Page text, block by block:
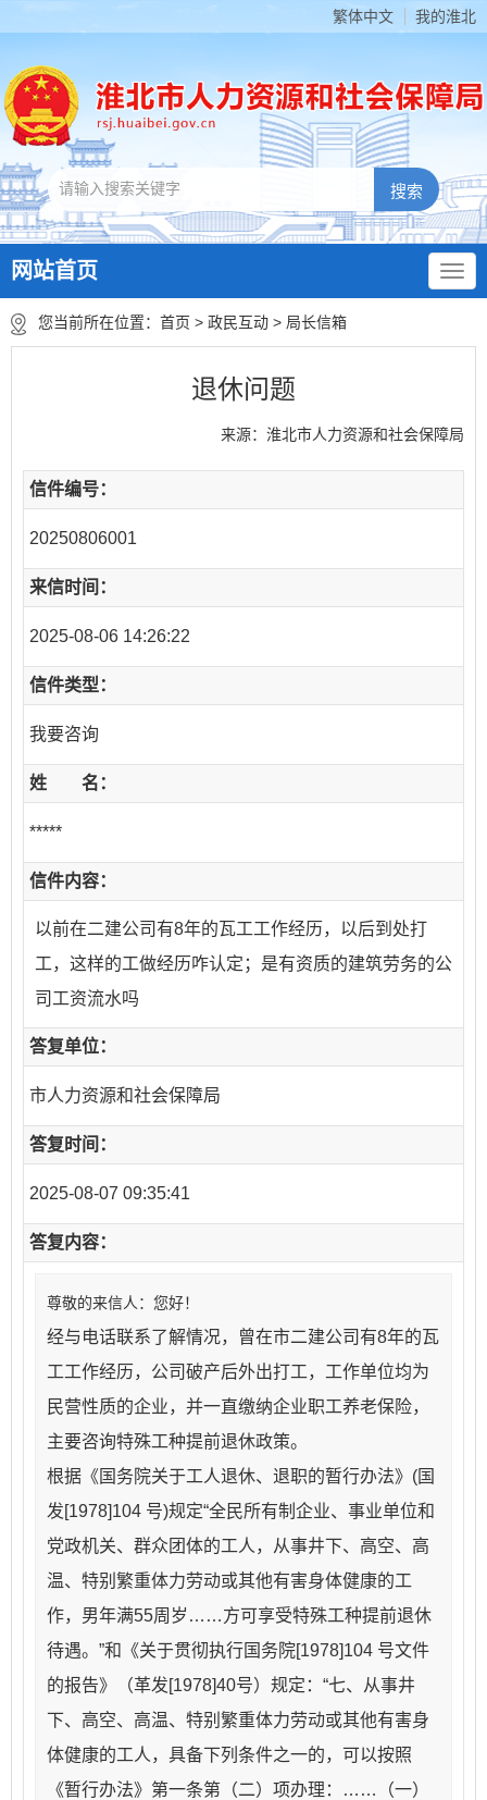
繁体中文 我的淮北
网站首页
您当前所在位置： 首页 > 政民互动 > 局长信箱
退休问题
来源：淮北市人力资源和社会保障局
信件编号：
20250806001
来信时间：
2025-08-06 14:26:22
信件类型：
我要咨询
姓 名：
*****
信件内容：
以前在二建公司有8年的瓦工工作经历，以后到处打
工，这样的工做经历咋认定；是有资质的建筑劳务的公
司工资流水吗
答复单位：
市人力资源和社会保障局
答复时间：
2025-08-07 09:35:41
答复内容：
尊敬的来信人：您好！
经与电话联系了解情况，曾在市二建公司有8年的瓦
工工作经历，公司破产后外出打工，工作单位均为
民营性质的企业，并一直缴纳企业职工养老保险，
主要咨询特殊工种提前退休政策。
根据《国务院关于工人退休、退职的暂行办法》(国
发[1978]104 号)规定“全民所有制企业、事业单位和
党政机关、群众团体的工人，从事井下、高空、高
温、特别繁重体力劳动或其他有害身体健康的工
作，男年满55周岁……方可享受特殊工种提前退休
待遇。”和《关于贯彻执行国务院[1978]104 号文件
的报告》（革发[1978]40号）规定：“七、从事井
下、高空、高温、特别繁重体力劳动或其他有害身
体健康的工人，具备下列条件之一的，可以按照
《暂行办法》第一条第（二）项办理：……（一）